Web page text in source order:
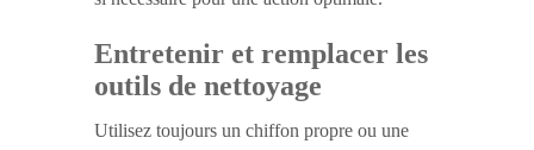
Entretenir et remplacer les
outils de nettoyage
Utilisez toujours un chiffon propre ou une